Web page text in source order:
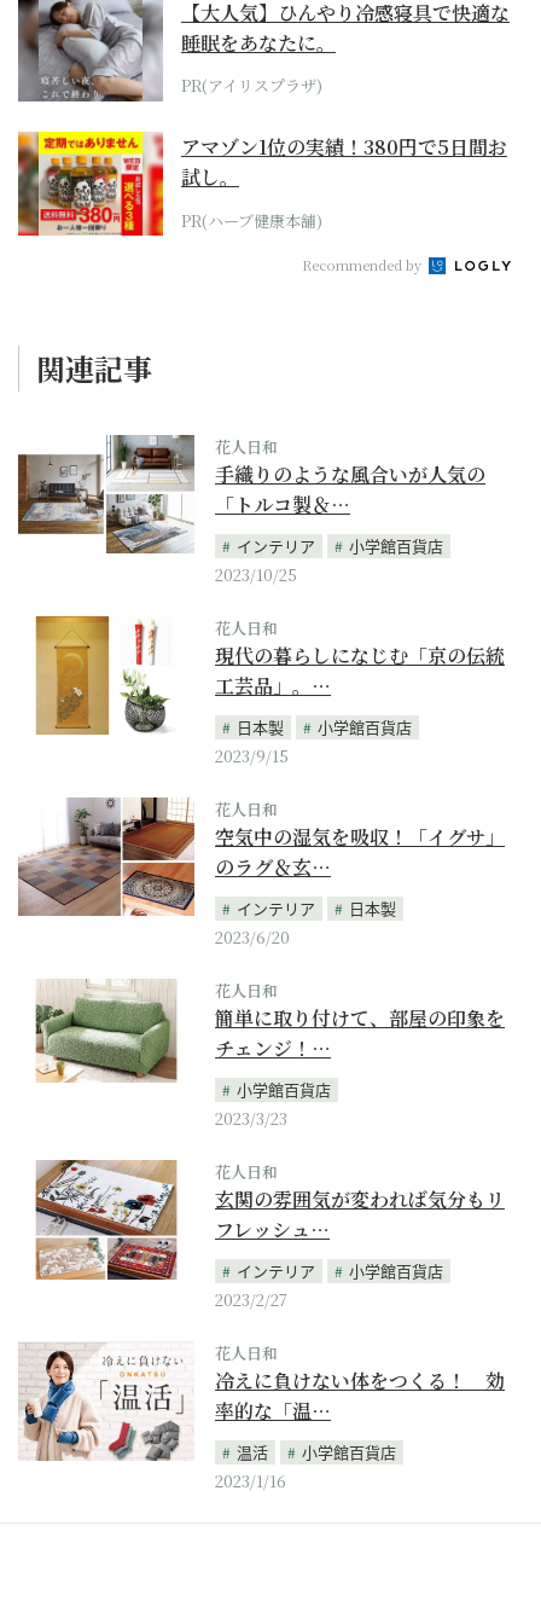
【大人気】ひんやり冷感寝具で快適な
睡眠をあなたに。
PR(アイリスプラザ)
アマゾン1位の実績！380円で5日間お
試し。
PR(ハーブ健康本舗)
Recommended by
関連記事
花人日和
手織りのような風合いが人気の
「トルコ製＆…
インテリア
小学館百貨店
2023/10/25
花人日和
現代の暮らしになじむ「京の伝統
工芸品」。…
日本製
小学館百貨店
2023/9/15
花人日和
空気中の湿気を吸収！「イグサ」
のラグ＆玄…
インテリア
日本製
2023/6/20
花人日和
簡単に取り付けて、部屋の印象を
チェンジ！…
小学館百貨店
2023/3/23
花人日和
玄関の雰囲気が変われば気分もリ
フレッシュ…
インテリア
小学館百貨店
2023/2/27
花人日和
冷えに負けない体をつくる！ 効
率的な「温…
温活
小学館百貨店
2023/1/16